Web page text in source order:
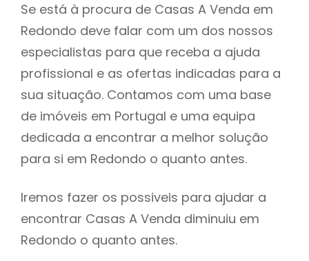
Se está à procura de Casas A Venda em
Redondo deve falar com um dos nossos
especialistas para que receba a ajuda
profissional e as ofertas indicadas para a
sua situação. Contamos com uma base
de imóveis em Portugal e uma equipa
dedicada a encontrar a melhor solução
para si em Redondo o quanto antes.
Iremos fazer os possiveis para ajudar a
encontrar Casas A Venda diminuiu em
Redondo o quanto antes.